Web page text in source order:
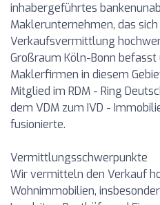
inhabergeführtes
Maklerunternehmen, das
Verkaufsvermittlung
Großraum Köln-Bonn
Maklerfirmen in diesem
Mitglied im RDM - Ring
dem VDM zum IVD -
fusionierte.
Vermittlungsschwerpunkte
Wir vermitteln den Verkauf
Wohnimmobilien,